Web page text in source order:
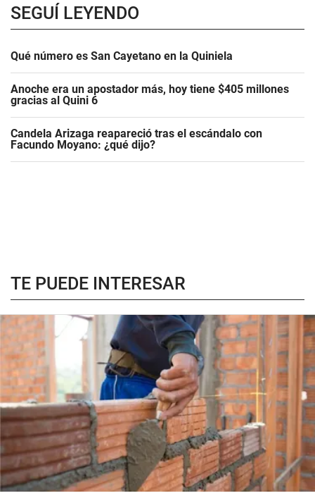
SEGUÍ LEYENDO
Qué número es San Cayetano en la Quiniela
Anoche era un apostador más, hoy tiene $405 millones
gracias al Quini 6
Candela Arizaga reapareció tras el escándalo con
Facundo Moyano: ¿qué dijo?
TE PUEDE INTERESAR